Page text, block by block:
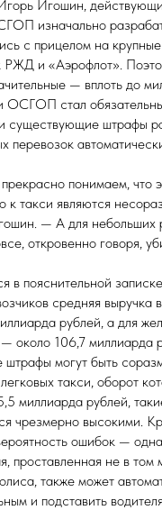
Игошин,
изначально
с прицелом на
РЖД и «Аэрофлот».
— вплоть до
ОСГОП стал
существующие штрафы
перевозок
понимаем, что
к такси являются
— А для небольших
откровенно говоря,
в пояснительной
средняя выручка
рублей, а для
около 106,7 миллиарда
штрафы могут быть
такси, оборот
миллиарда рублей,
чрезмерно высокими.
ошибок —
проставленная не в том
также может
и подставить